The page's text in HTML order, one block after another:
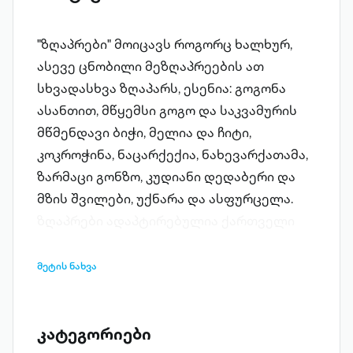
"ზღაპრები" მოიცავს როგორც ხალხურ,
ასევე ცნობილი მეზღაპრეების ათ
სხვადასხვა ზღაპარს, ესენია: გოგონა
ასანთით, მწყემსი გოგო და საკვამურის
მწმენდავი ბიჭი, მელია და ჩიტი,
კოკროჭინა, ნაცარქექია, ნახევარქათამა,
ზარმაცი გონზო, კუდიანი დედაბერი და
მზის შვილები, უქნარა და ასფურცელა.
თუთბერიძის, ცირა ყურაშვილის, გურამ
გიორგი კეკელიძის, კატო ჯავახიშვილის,
მეტის ნახვა
კატეგორიები